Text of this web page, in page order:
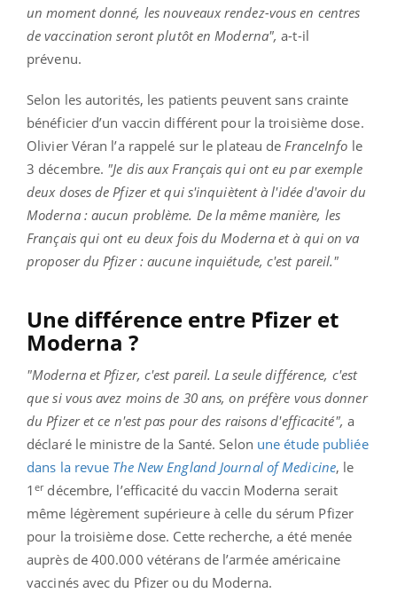
un moment donné, les nouveaux rendez-vous en centres
de vaccination seront plutôt en Moderna", a-t-il
prévenu.
Selon les autorités, les patients peuvent sans crainte
bénéficier d’un vaccin différent pour la troisième dose.
Olivier Véran l’a rappelé sur le plateau de FranceInfo le
3 décembre. "Je dis aux Français qui ont eu par exemple
deux doses de Pfizer et qui s'inquiètent à l'idée d'avoir du
Moderna : aucun problème. De la même manière, les
Français qui ont eu deux fois du Moderna et à qui on va
proposer du Pfizer : aucune inquiétude, c'est pareil."
Une différence entre Pfizer et
Moderna ?
"Moderna et Pfizer, c'est pareil. La seule différence, c'est
que si vous avez moins de 30 ans, on préfère vous donner
du Pfizer et ce n'est pas pour des raisons d'efficacité", a
déclaré le ministre de la Santé. Selon une étude publiée
dans la revue The New England Journal of Medicine, le
1erdécembre, l’efficacité du vaccin Moderna serait
même légèrement supérieure à celle du sérum Pfizer
pour la troisième dose. Cette recherche, a été menée
auprès de 400.000 vétérans de l’armée américaine
vaccinés avec du Pfizer ou du Moderna.